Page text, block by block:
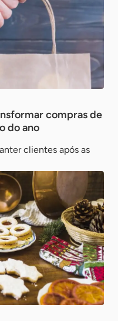
compras de
do ano
clientes após as